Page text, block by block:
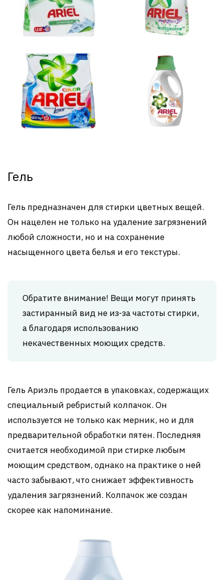
Гель
Гель предназначен для стирки цветных вещей.
Он нацелен не только на удаление загрязнений
любой сложности, но и на сохранение
насыщенного цвета белья и его текстуры.
Обратите внимание! Вещи могут принять
застиранный вид не из-за частоты стирки,
а благодаря использованию
некачественных моющих средств.
Гель Ариэль продается в упаковках, содержащих
специальный ребристый колпачок. Он
используется не только как мерник, но и для
предварительной обработки пятен. Последняя
считается необходимой при стирке любым
моющим средством, однако на практике о ней
часто забывают, что снижает эффективность
удаления загрязнений. Колпачок же создан
скорее как напоминание.